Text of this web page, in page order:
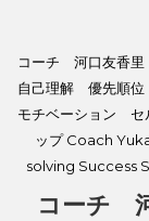
コーチ 河口友香
自己理解 優先順
モチベーション セ
ップ Coach
solving Success
コーチ